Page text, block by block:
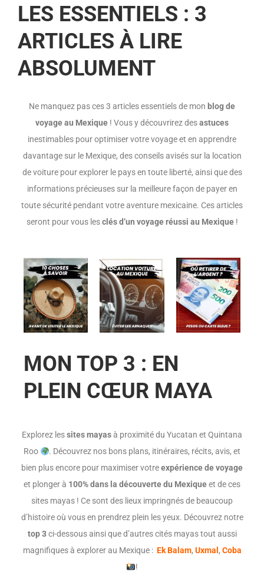
LES ESSENTIELS : 3
ARTICLES À LIRE
ABSOLUMENT
Ne manquez pas ces 3 articles essentiels de mon blog de
voyage au Mexique ! Vous y découvrirez desastuces
inestimables pour optimiser votre voyage et en apprendre
davantage sur le Mexique, des conseils avisés sur la location
de voiture pour explorer le pays en toute liberté, ainsi que des
informations précieuses sur la meilleure façon de payer en
toute sécurité pendant votre aventure mexicaine. Ces articles
seront pour vous lesclés d’un voyage réussi au Mexique!
MON TOP 3 : EN
PLEIN CŒUR MAYA
Explorez lessites mayasà proximité du Yucatan et Quintana
Roo
. Découvrez nos bons plans, itinéraires, récits, avis, et
bien plus encore pour maximiser votreexpérience de voyage
et plonger à 100% dans la découverte du Mexiqueet de ces
sites mayas ! Ce sont des lieux impringnés de beaucoup
d’histoire où vous en prendrez plein les yeux. Découvrez notre
top 3ci-dessous ainsi que d’autres cités mayas tout aussi
magnifiques à explorer au Mexique : Ek Balam, Uxmal , Coba
!